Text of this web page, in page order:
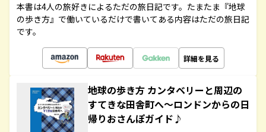
本書は4人の旅好きによるただの旅日記です。たまたま『地球
の歩き方』で働いているだけで書いてある内容はただの旅日記
です。
詳細を見る
地球の歩き方 カンタベリーと周辺の
すてきな田舎町へ～ロンドンからの日
帰りおさんぽガイド♪